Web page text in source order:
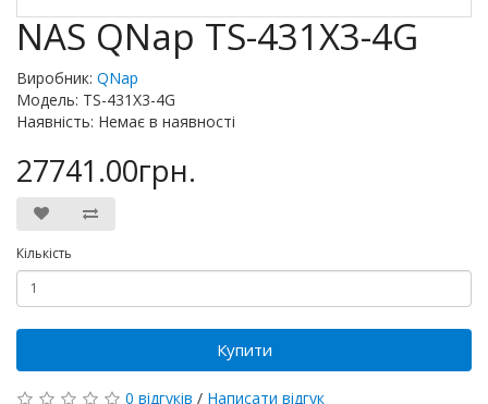
NAS QNap TS-431X3-4G
Виробник: QNap
Модель: TS-431X3-4G
Наявність: Немає в наявності
27741.00грн.
Кількість
Купити
0 відгуків / Написати відгук